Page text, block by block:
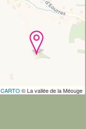
CARTO © La vallée de la Méouge